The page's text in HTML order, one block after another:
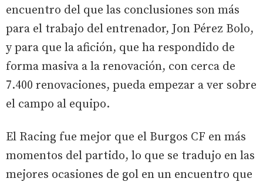
encuentro del que las conclusiones son más
para el trabajo del entrenador, Jon Pérez Bolo,
y para que la afición, que ha respondido de
forma masiva a la renovación, con cerca de
7.400 renovaciones, pueda empezar a ver sobre
el campo al equipo.
El Racing fue mejor que el Burgos CF en más
momentos del partido, lo que se tradujo en las
mejores ocasiones de gol en un encuentro que